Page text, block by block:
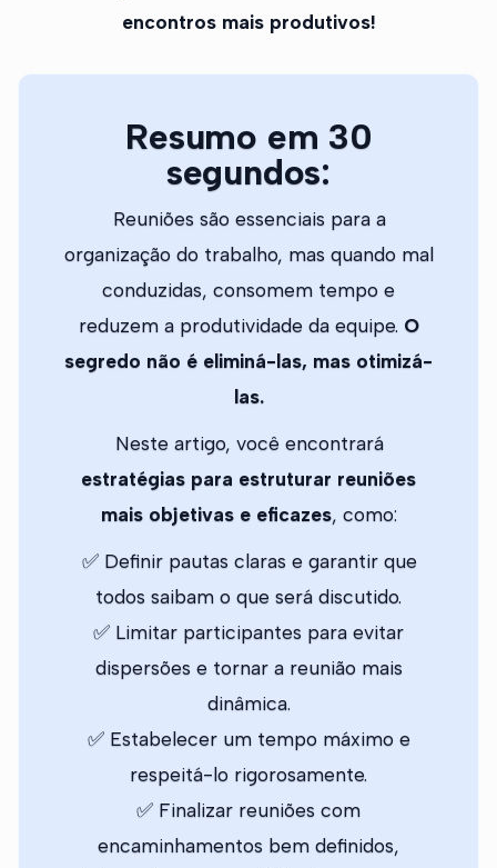
encontros mais produtivos!
Resumo em 30
segundos:
Reuniões são essenciais para a
organização do trabalho, mas quando mal
conduzidas, consomem tempo e
reduzem a produtividade da equipe. O
segredo não é eliminá-las, mas otimizá-
las.
Neste artigo, você encontrará
estratégias para estruturar reuniões
mais objetivas e eficazes, como:
✅ Definir pautas claras e garantir que
todos saibam o que será discutido.
✅ Limitar participantes para evitar
dispersões e tornar a reunião mais
dinâmica.
✅ Estabelecer um tempo máximo e
respeitá-lo rigorosamente.
✅ Finalizar reuniões com
encaminhamentos bem definidos,